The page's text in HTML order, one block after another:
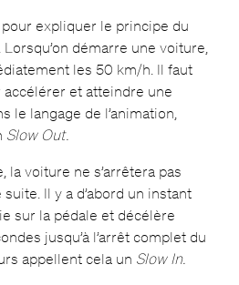
pour expliquer le principe du
démarre une voiture,
les 50 km/h. Il faut
et atteindre une
le langage de l’animation,
Slow Out.
la voiture ne s’arrêtera pas
Il y a d’abord un instant
sur la pédale et décélère
jusqu’à l’arrêt complet du
appellent cela un Slow In.